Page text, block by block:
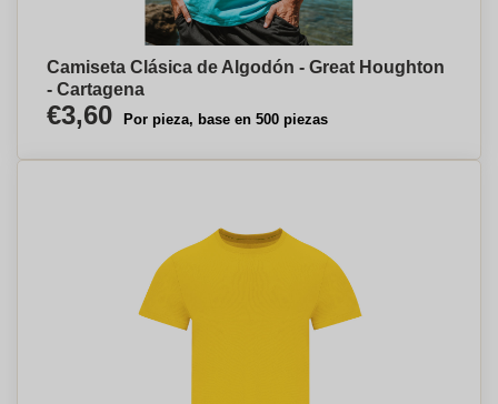
Camiseta Clásica de Algodón - Great Houghton
- Cartagena
€3,60 Por pieza, base en 500 piezas